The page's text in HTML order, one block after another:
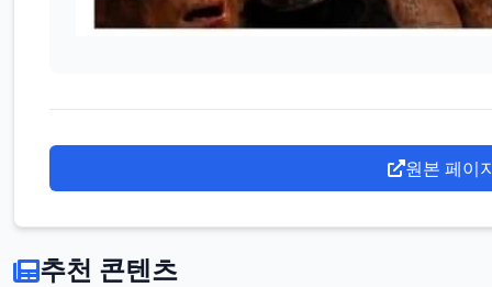
원본 페이
추천 콘텐츠